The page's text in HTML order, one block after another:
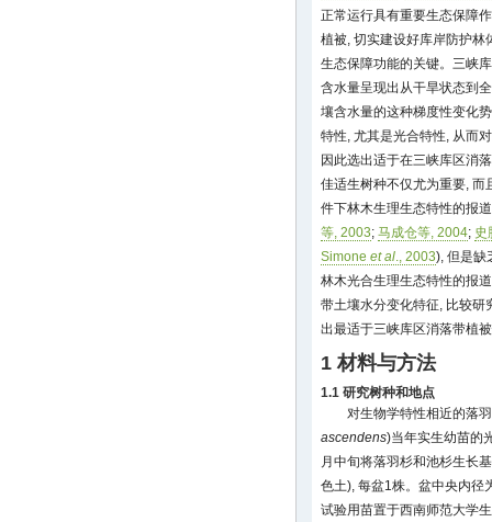
正常运行具有重要生态保障
植被, 切实建设好库岸防护林
生态保障功能的关键。三峡
含水量呈现出从干旱状态到
壤含水量的这种梯度性变化
特性, 尤其是光合特性, 从而
因此选出适于在三峡库区消
佳适生树种不仅尤为重要, 而
件下林木生理生态特性的报
等, 2003; 马成仓等, 2004; 史
Simone et al., 2003), 但是缺
林木光合生理生态特性的报
带土壤水分变化特征, 比较研
出最适于三峡库区消落带植
1 材料与方法
1.1 研究树种和地点
对生物学特性相近的落
ascendens)当年实生幼苗的
月中旬将落羽杉和池杉生长
色土), 每盆1株。盆中央内径
试验用苗置于西南师范大学